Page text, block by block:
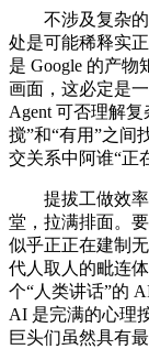
不涉及复杂的
处是可能稀释实
是 Google 的产
画面，这必定是
Agent 可否理解
搅”和“有用”之间
交关系中阿谁“正
提拔工做效率
堂，拉满排面。
似乎正正在建制
代人取人的毗连
个“人类讲话”的
AI 是完满的心理
巨头们虽然具有